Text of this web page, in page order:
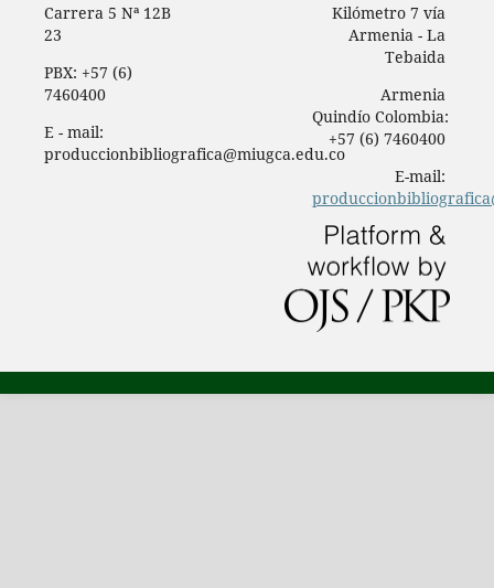
Carrera 5 Nª 12B
23
PBX: +57 (6)
7460400
E - mail:
produccionbibliografica@miugca.edu.co
Kilómetro 7 vía
Armenia - La
Tebaida
Armenia
Quindío Colombia:
+57 (6) 7460400
E-mail: